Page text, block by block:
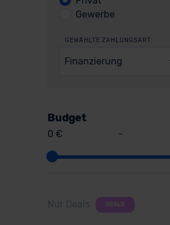
Gewerbe
GEWÄHLTE ZAHLUNGSART
Finanzierung
Budget
0 € -
Nur Deals DEALS